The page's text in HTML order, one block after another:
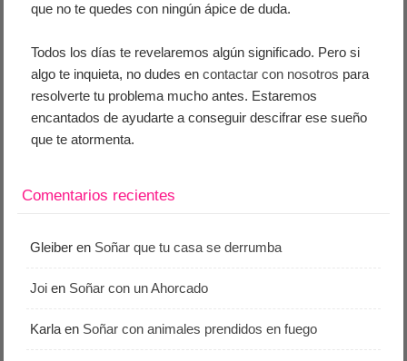
que no te quedes con ningún ápice de duda.
Todos los días te revelaremos algún significado. Pero si
algo te inquieta, no dudes encontactar con nosotros para
resolverte tu problema mucho antes. Estaremos
encantados de ayudarte a conseguir descifrar ese sueño
que te atormenta.
Comentarios recientes
Gleiber en Soñar que tu casa se derrumba
Joi en Soñar con un Ahorcado
Karla en Soñar con animales prendidos en fuego